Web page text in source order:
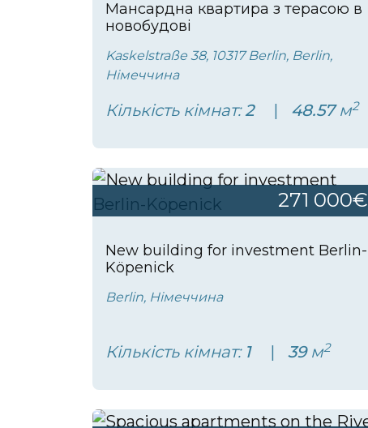
Мансардна квартира з терасою в
новобудові
Kaskelstraße 38, 10317 Berlin, Berlin,
Німеччина
Кількість кімнат:2 48.57м2
271 000€
New building for investment Berlin-
Köpenick
Berlin, Німеччина
Кількість кімнат: 1 39м2